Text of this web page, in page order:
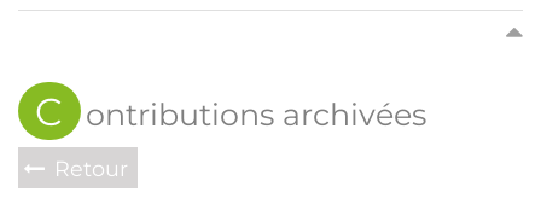
C ontributions archivées
Retour